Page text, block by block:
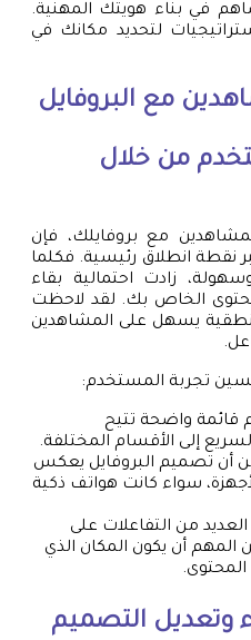
في بناء هويتك المهنية.
لتحديد مكانك في
مع البروفايل
من خلال
مع بروفايلك، فإن
نقطة انطلاق رئيسية. فكلما
زادت احتمالية بقاء
الخاص بك. لقد لاحظت
يسهل على المشاهدين
تجربة المستخدم:
قائمة واضحة تتيح
إلى الأقسام المختلفة.
أن تصميم البروفايل يعكس
سواء كانت هواتف ذكية
من التفاعلات على
المهم أن يكون المكان الذي
وتعديل التصميم